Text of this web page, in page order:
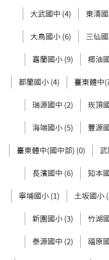
大武國中 (4) 東清
大鳥國小 (6) 三仙
嘉蘭國小 (9) 椰油
都蘭國小 (4) 臺東體中(
瑞源國中 (2) 崁頂
海端國小 (5) 豐源
臺東體中(國中部) (0) 武
長濱國中 (6) 知本
寧埔國小 (1) 土坂國小
新園國小 (3) 竹湖
泰源國中 (2) 福原